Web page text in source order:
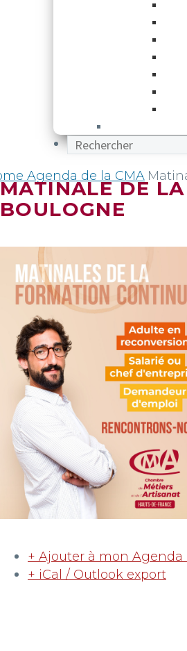
Agenda de la CMA
MATINALE DE
BOULOGNE
+ Ajouter à mon Agenda
+ iCal / Outlook export